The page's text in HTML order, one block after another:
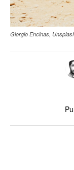
Giorgio Encinas,